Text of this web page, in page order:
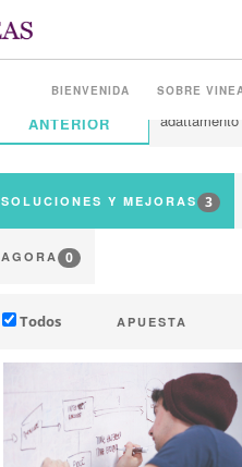
BIENVENIDA SOBRE
ANTERIOR
SOLUCIONES Y MEJORAS 3
AGORA 0
Todos APUESTA
Adaptación al cambio
Mitigación (de emisiones de GEI)
Ecología (biodiversidad, etc.)